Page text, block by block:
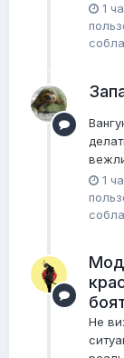
1
1
Не